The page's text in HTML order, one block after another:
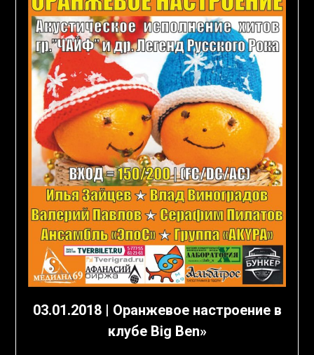
03.01.2018 | Оранжевое настроение в
клубе Big Ben»